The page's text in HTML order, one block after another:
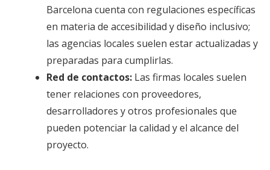
Barcelona cuenta con regulaciones específicas
en materia de accesibilidad y diseño inclusivo;
las agencias locales suelen estar actualizadas y
preparadas para cumplirlas.
Red de contactos: Las firmas locales suelen
tener relaciones con proveedores,
desarrolladores y otros profesionales que
pueden potenciar la calidad y el alcance del
proyecto.